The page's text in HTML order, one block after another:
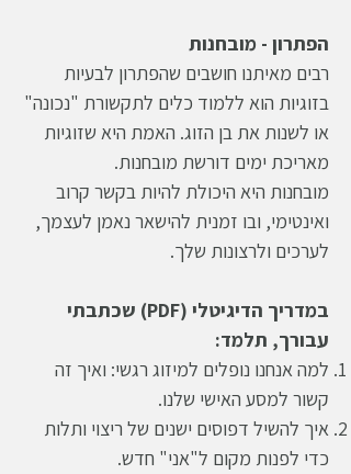
הפתרון - מובחנות
רבים מאיתנו חושבים שהפתרון לבעיות
בזוגיות הוא ללמוד כלים לתקשורת "נכונה"
או לשנות את בן הזוג. האמת היא שזוגיות
מאריכת ימים דורשת מובחנות.
מובחנות היא היכולת להיות בקשר קרוב
ואינטימי, ובו זמנית להישאר נאמן לעצמך,
לערכים ולרצונות שלך.
במדריך הדיגיטלי (PDF) שכתבתי
עבורך, תלמד:
למה אנחנו נופלים למיזוג רגשי: ואיך זה
קשור למסע האישי שלנו.
איך להשיל דפוסים ישנים של ריצוי ותלות
כדי לפנות מקום ל"אני" חדש.